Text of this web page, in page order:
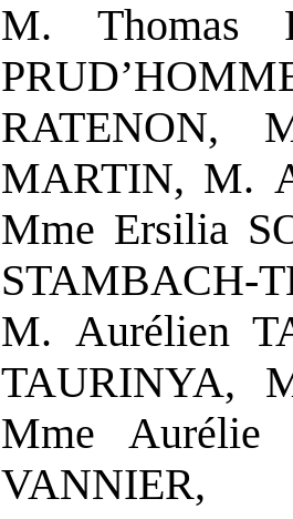
M. Thomas
RATENON,
MARTIN, M.
Mme Ersilia
STAMBACH-
M. Aurélien
TAURINYA,
Mme Aurélie
VANNIER,